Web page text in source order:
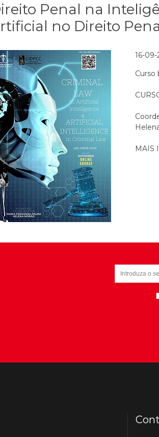
Penal na
no Direito
16-
Curso
MAIS